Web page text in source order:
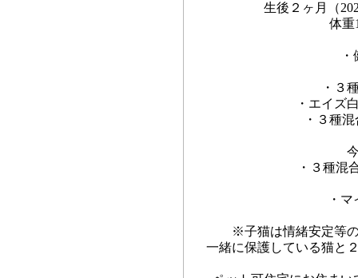
生後２ヶ月（
体重
・３
・エイズ
・３種
・３種混
・
※子猫は情緒安定等
一緒に保護している猫と